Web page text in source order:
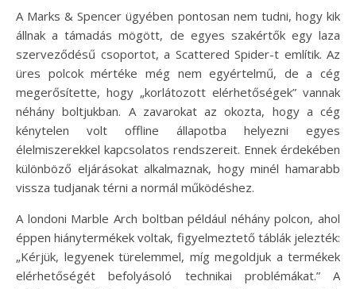
A Marks & Spencer ügyében pontosan nem tudni, hogy kik
állnak a támadás mögött, de egyes szakértők egy laza
szerveződésű csoportot, a Scattered Spider-t említik. Az
üres polcok mértéke még nem egyértelmű, de a cég
megerősítette, hogy „korlátozott elérhetőségek” vannak
néhány boltjukban. A zavarokat az okozta, hogy a cég
kénytelen volt offline állapotba helyezni egyes
élelmiszerekkel kapcsolatos rendszereit. Ennek érdekében
különböző eljárásokat alkalmaznak, hogy minél hamarabb
vissza tudjanak térni a normál működéshez.
A londoni Marble Arch boltban például néhány polcon, ahol
éppen hiánytermékek voltak, figyelmeztető táblák jelezték:
„Kérjük, legyenek türelemmel, míg megoldjuk a termékek
elérhetőségét befolyásoló technikai problémákat.” A